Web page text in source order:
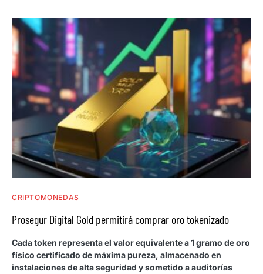
CRIPTOMONEDAS
Prosegur Digital Gold permitirá comprar oro tokenizado
Cada token representa el valor equivalente a 1 gramo de oro
físico certificado de máxima pureza, almacenado en
instalaciones de alta seguridad y sometido a auditorías